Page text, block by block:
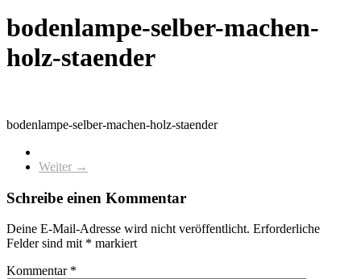
bodenlampe-selber-machen-
holz-staender
bodenlampe-selber-machen-holz-staender
Weiter →
Schreibe einen Kommentar
Deine E-Mail-Adresse wird nicht veröffentlicht. Erforderliche
Felder sind mit * markiert
Kommentar *